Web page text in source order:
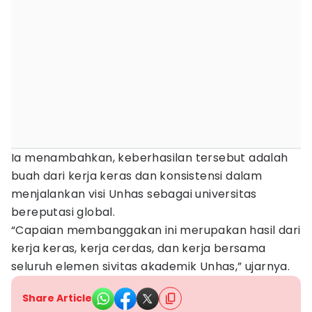
Ia menambahkan, keberhasilan tersebut adalah
buah dari kerja keras dan konsistensi dalam
menjalankan visi Unhas sebagai universitas
bereputasi global.
“Capaian membanggakan ini merupakan hasil dari
kerja keras, kerja cerdas, dan kerja bersama
seluruh elemen sivitas akademik Unhas,” ujarnya.
Share Article